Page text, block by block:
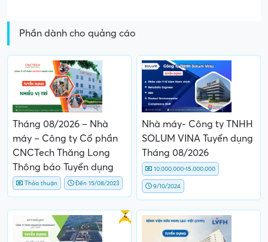
Phần dành cho quảng cáo
Tháng 08/2026 – Nhà
máy – Công ty Cổ phần
CNCTech Thăng Long
Thông báo Tuyển dụng
Thỏa thuận Đến 15/08/2023
Nhà máy- Công ty TNHH
SOLUM VINA Tuyển dụng
Tháng 08/2026
10.000.000-15.000.000
9/10/2024
Gấp